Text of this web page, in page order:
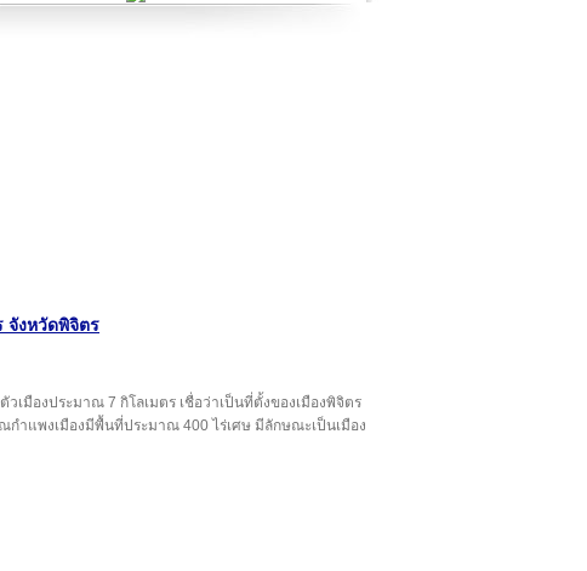
จังหวัดพิจิตร
เมืองประมาณ 7 กิโลเมตร เชื่อว่าเป็นที่ตั้งของเมืองพิจิตร
กำแพงเมืองมีพื้นที่ประมาณ 400 ไร่เศษ มีลักษณะเป็นเมือง